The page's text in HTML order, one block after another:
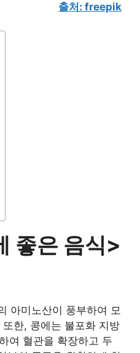
출처: freepik
좋은 음식>
아미노산이 풍부하여 모
한, 콩에는 불포화 지방
여 혈관을 확장하고 두